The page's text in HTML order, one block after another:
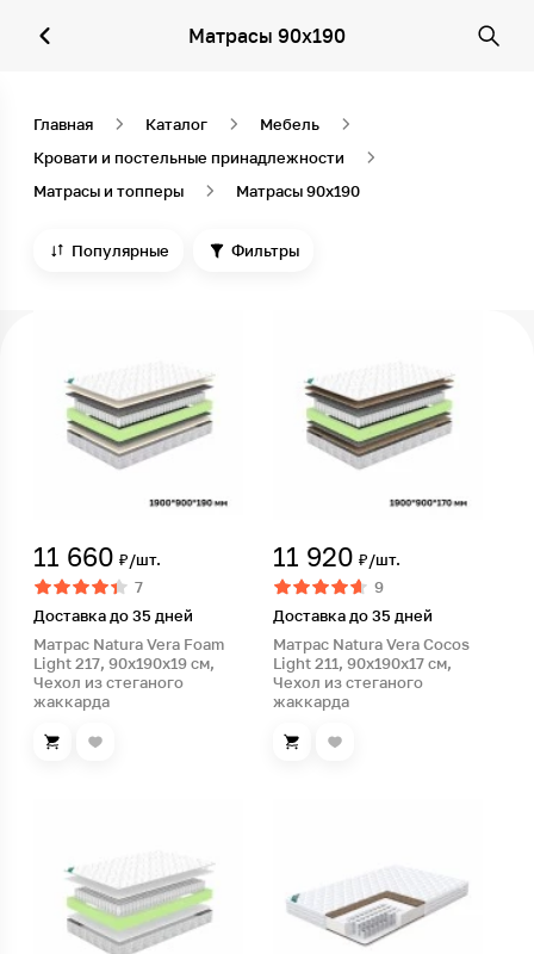
Матрасы 90х190
Главная Каталог
Мебель
Кровати и постельные принадлежности
Матрасы и топперы
Матрасы 90х190
Популярные Фильтры
11 660 ₽/шт.
7
Доставка до 35 дней
Матрас Natura Vera Foam
Light 217, 90х190х19 см,
Чехол из стеганого
жаккарда
11 920 ₽/шт.
9
Доставка до 35 дней
Матрас Natura Vera Cocos
Light 211, 90х190х17 см,
Чехол из стеганого
жаккарда